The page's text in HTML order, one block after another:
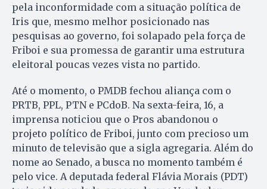
pela inconformidade com a situação política de
Iris que, mesmo melhor posicionado nas
pesquisas ao governo, foi solapado pela força de
Friboi e sua promessa de garantir uma estrutura
eleitoral poucas vezes vista no partido.
Até o momento, o PMDB fe­chou aliança com o
PRTB, PPL, PTN e PCdoB. Na sexta-feira, 16, a
imprensa noticiou que o Pros abandonou o
projeto político de Friboi, junto com precioso um
minuto de televisão que a sigla agregaria. Além do
nome ao Se­nado, a busca no momento também é
pelo vice. A deputada fe­deral Flávia Morais (PDT)